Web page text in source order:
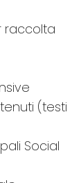
raccolta
(testi
Social